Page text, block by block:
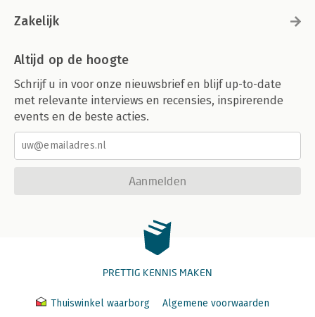
Zakelijk
Altijd op de hoogte
Schrijf u in voor onze nieuwsbrief en blijf up-to-date
met relevante interviews en recensies, inspirerende
events en de beste acties.
Aanmelden
PRETTIG KENNIS MAKEN
Thuiswinkel waarborg
Algemene voorwaarden